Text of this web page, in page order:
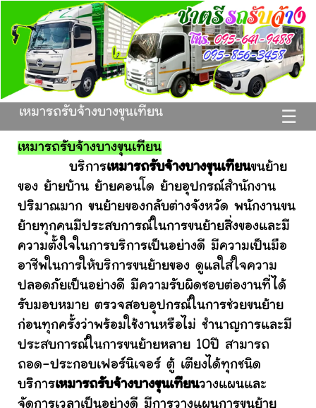
☰
เหมารถรับจ้างบางขุนเทียน
เหมารถรับจ้างบางขุนเทียน
บริการเหมารถรับจ้างบางขุนเทียนขนย้าย
ของ ย้ายบ้าน ย้ายคอนโด ย้ายอุปกรณ์สำนักงาน
ปริมาณมาก ขนย้ายของกลับต่างจังหวัด พนักงานขน
ย้ายทุกคนมีประสบการณ์ในการขนย้ายสิ่งของและมี
ความตั้งใจในการบริการเป็นอย่างดี มีความเป็นมือ
อาชีพในการให้บริการขนย้ายของ ดูแลใส่ใจความ
ปลอดภัยเป็นอย่างดี มีความรับผิดชอบต่องานที่ได้
รับมอบหมาย ตรวจสอบอุปกรณ์ในการช่วยขนย้าย
ก่อนทุกครั้งว่าพร้อมใช้งานหรือไม่ ชำนาญการและมี
ประสบการณ์ในการขนย้ายหลาย 10ปี สามารถ
ถอด-ประกอบเฟอร์นิเจอร์ ตู้ เตียงได้ทุกชนิด
บริการเหมารถรับจ้างบางขุนเทียนวางแผนและ
จัดการเวลาเป็นอย่างดี มีการวางแผนการขนย้าย